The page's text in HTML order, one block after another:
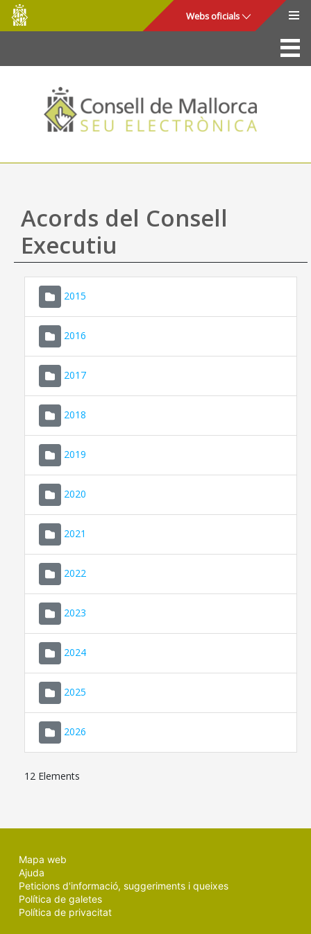
Salta al contingut principal
Consell
de
Mallorca
Webs oficials
La Seu
Consell de Mallorca
Accés i seguretat
Utilitats
Ajuda
Acords del Consell
Executiu
2015
2016
2017
2018
2019
2020
2021
2022
2023
2024
2025
2026
12 Elements
Mapa web
Ajuda
Peticions d'informació, suggeriments i queixes
Política de galetes
Política de privacitat